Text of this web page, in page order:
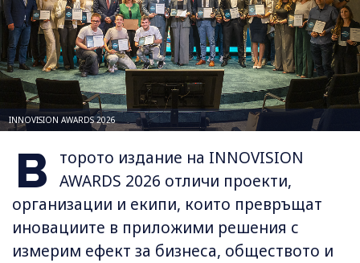
INNOVISION AWARDS 2026
В
торото издание на INNOVISION
AWARDS 2026 отличи проекти,
организации и екипи, които превръщат
иновациите в приложими решения с
измерим ефект за бизнеса, обществото и